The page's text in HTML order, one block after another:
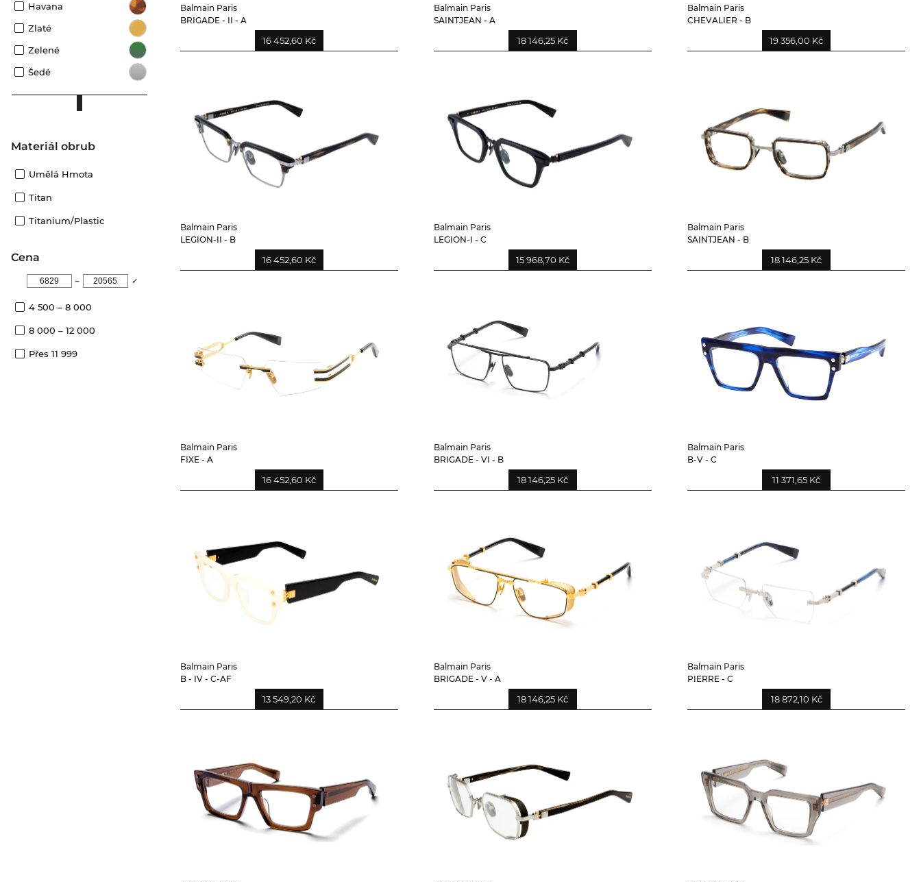
Havana
Zlaté
Zelené
Šedé
Materiál obrub
Umělá Hmota
Titan
Titanium/plastic
Cena
– ✓
4 500 – 8 000
8 000 – 12 000
Přes 11 999
Balmain Paris
BRIGADE - II - A
16 452,60 Kč
Balmain Paris
SAINTJEAN - A
18 146,25 Kč
Balmain Paris
CHEVALIER - B
19 356,00 Kč
Balmain Paris
LEGION-II - B
16 452,60 Kč
Balmain Paris
LEGION-I - C
15 968,70 Kč
Balmain Paris
SAINTJEAN - B
18 146,25 Kč
Balmain Paris
FIXE - A
16 452,60 Kč
Balmain Paris
BRIGADE - VI - B
18 146,25 Kč
Balmain Paris
B-V - C
11 371,65 Kč
Balmain Paris
B - IV - C-AF
13 549,20 Kč
Balmain Paris
BRIGADE - V - A
18 146,25 Kč
Balmain Paris
PIERRE - C
18 872,10 Kč